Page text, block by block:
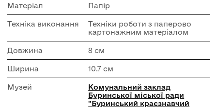
Матеріал Папір
Техніка виконання
Техніки роботи з паперово
картонажним матеріалом
Довжина 8 см
Ширина 10.7 см
Музей
Комунальний заклад
Буринської міської ради
"Буринський краєзнавчий